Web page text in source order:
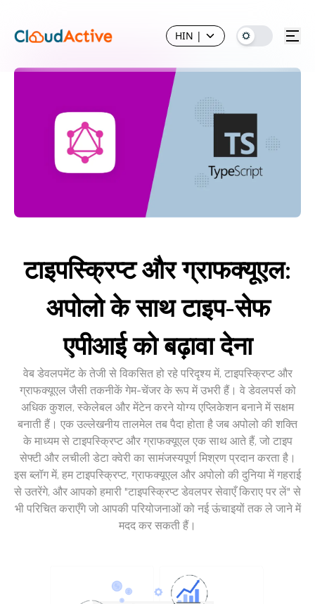
HIN |
टाइपस्क्रिप्ट और ग्राफक्यूएल:
अपोलो के साथ टाइप-सेफ
एपीआई को बढ़ावा देना
वेब डेवलपमेंट के तेजी से विकसित हो रहे परिदृश्य में, टाइपस्क्रिप्ट और
ग्राफक्यूएल जैसी तकनीकें गेम-चेंजर के रूप में उभरी हैं। वे डेवलपर्स को
अधिक कुशल, स्केलेबल और मेंटेन करने योग्य एप्लिकेशन बनाने में सक्षम
बनाती हैं। एक उल्लेखनीय तालमेल तब पैदा होता है जब अपोलो की शक्ति
के माध्यम से टाइपस्क्रिप्ट और ग्राफक्यूएल एक साथ आते हैं, जो टाइप
सेफ्टी और लचीली डेटा क्वेरी का सामंजस्यपूर्ण मिश्रण प्रदान करता है।
इस ब्लॉग में, हम टाइपस्क्रिप्ट, ग्राफक्यूएल और अपोलो की दुनिया में गहराई
से उतरेंगे, और आपको हमारी "टाइपस्क्रिप्ट डेवलपर सेवाएँ किराए पर लें" से
भी परिचित कराएँगे जो आपकी परियोजनाओं को नई ऊंचाइयों तक ले जाने में
मदद कर सकती हैं।